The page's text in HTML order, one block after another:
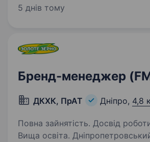
з нами. Ми пропонуємо
5 днів тому
Бренд-менеджер
ДКХК, ПрАТ Дніпро, 4,8
Повна зайнятість. Досвід
Вища освіта. Дніпропетровський комбінат